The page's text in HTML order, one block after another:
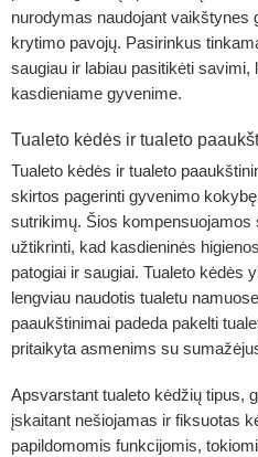
nurodymas naudojant vaikštynes
krytimo pavojų. Pasirinkus
saugiau ir labiau pasitikėti
kasdieniame gyvenime.
Tualeto kėdės ir tualeto
Tualeto kėdės ir tualeto
skirtos pagerinti gyvenimo
sutrikimų. Šios kompensuojamos
užtikrinti, kad kasdieninės
patogiai ir saugiai. Tualeto kėdės
lengviau naudotis tualetu
paaukštinimai padeda pakelti
pritaikyta asmenims su
Apsvarstant tualeto kėdžių tipus,
įskaitant nešiojamas ir fiksuotas
papildomomis funkcijomis,